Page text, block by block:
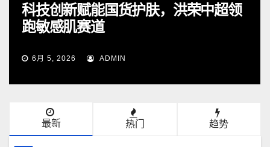
多房间移动更方便的成长椅推荐哪个
品牌好？
8月 7, 2026 ADMIN
最新 热门 趋势